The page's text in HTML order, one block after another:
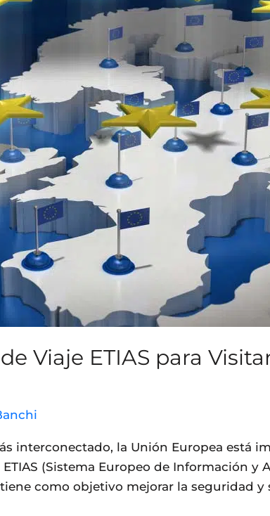
Viaje ETIAS para
interconectado, la Unión Europea está
(Sistema Europeo de Información y
como objetivo mejorar la seguridad